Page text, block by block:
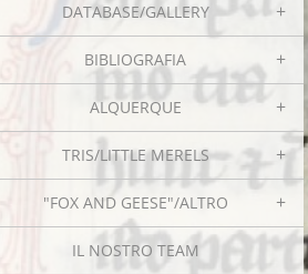
DATABASE/GALLERY
BIBLIOGRAFIA
ALQUERQUE
TRIS/LITTLE MERELS
"FOX AND GEESE"/ALTRO
IL NOSTRO TEAM